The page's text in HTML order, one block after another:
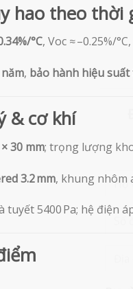
hao theo thời
°C, Voc ≈ –0.25%/
, bảo hành hiệu
& cơ khí
30 mm; trọng lượng
3.2 mm, khung nhôm
tuyết 5400 Pa; hệ điện